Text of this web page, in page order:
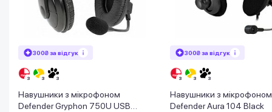
300₴ за відгук
Навушники з мікрофоном
Defender Gryphon 750U USB
300₴ за відгук
Навушники з мікрофоном
Defender Aura 104 Black